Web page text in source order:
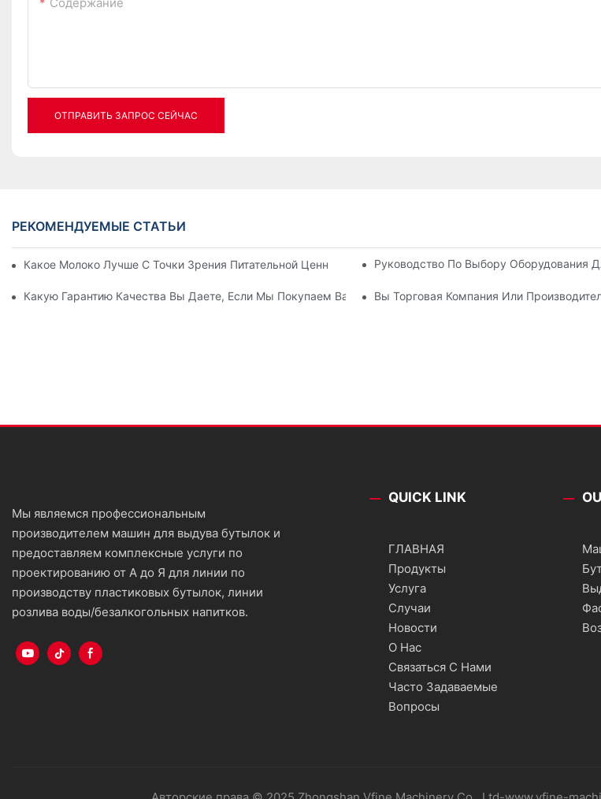
Содержание
ОТПРАВИТЬ ЗАПРОС СЕЙЧАС
РЕКОМЕНДУЕМЫЕ СТАТЬИ
Какое Молоко Лучше С Точки Зрения Питательной Ценности: Бутылочное, Пакетированное Или
Руководство По Выбору Оборудования
Какую Гарантию Качества Вы Даете, Если Мы Покупаем Ваши Машины?Вы Торговая Компания Или
Мы являемся профессиональным
производителем машин для выдува бутылок и
предоставляем комплексные услуги по
проектированию от А до Я для линии по
производству пластиковых бутылок, линии
розлива воды/безалкогольных напитков.
QUICK LINK
ГЛАВНАЯ
Продукты
Услуга
Случаи
Новости
О Нас
Связаться С Нами
Часто Задаваемые
Вопросы